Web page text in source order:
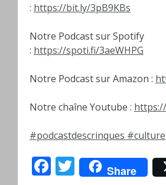
: https://bit.ly/3pB9KBs
Notre Podcast sur Spotify
: https://spoti.fi/3aeWHPG
Notre Podcast sur Amazon :
Notre chaîne Youtube :
#podcastdescrinques
Facebook
Twitter
Share